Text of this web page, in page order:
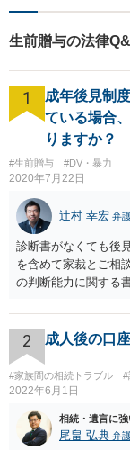
生前贈与の法律
1
成年後見制
ている場合
りますか？
#生前贈与 #DV・暴力
2020年7月22日
辻村 幸宏 弁
診断書がなくても後
を含めて家裁とご相
の判断能力に関する
をしていただければ
た、Aさんの意向を
いる施設の問題もあ
ご相談されるのもひ
2 成人後の口
#家族間の相続トラブル #
2022年6月1日
相続・遺言に
尾畠 弘典 弁